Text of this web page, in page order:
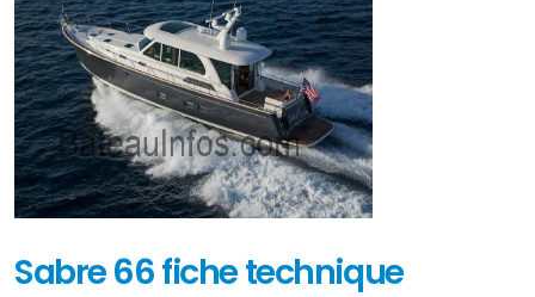
Sabre 66 fiche technique